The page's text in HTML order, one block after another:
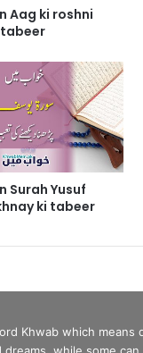
Aag ki roshni
Surah Yusuf
ki tabeer
which means